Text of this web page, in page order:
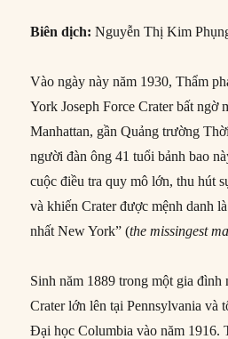
Biên dịch: Nguyễn Thị Kim
Vào ngày này năm 1930, Thẩm
York Joseph Force Crater bất ngờ
Manhattan, gần Quảng trường
người đàn ông 41 tuổi bảnh bao
cuộc điều tra quy mô lớn, thu hút
và khiến Crater được mệnh danh
nhất New York” (the missingest
Sinh năm 1889 trong một gia đình
Crater lớn lên tại Pennsylvania và
Đại học Columbia vào năm 1916.